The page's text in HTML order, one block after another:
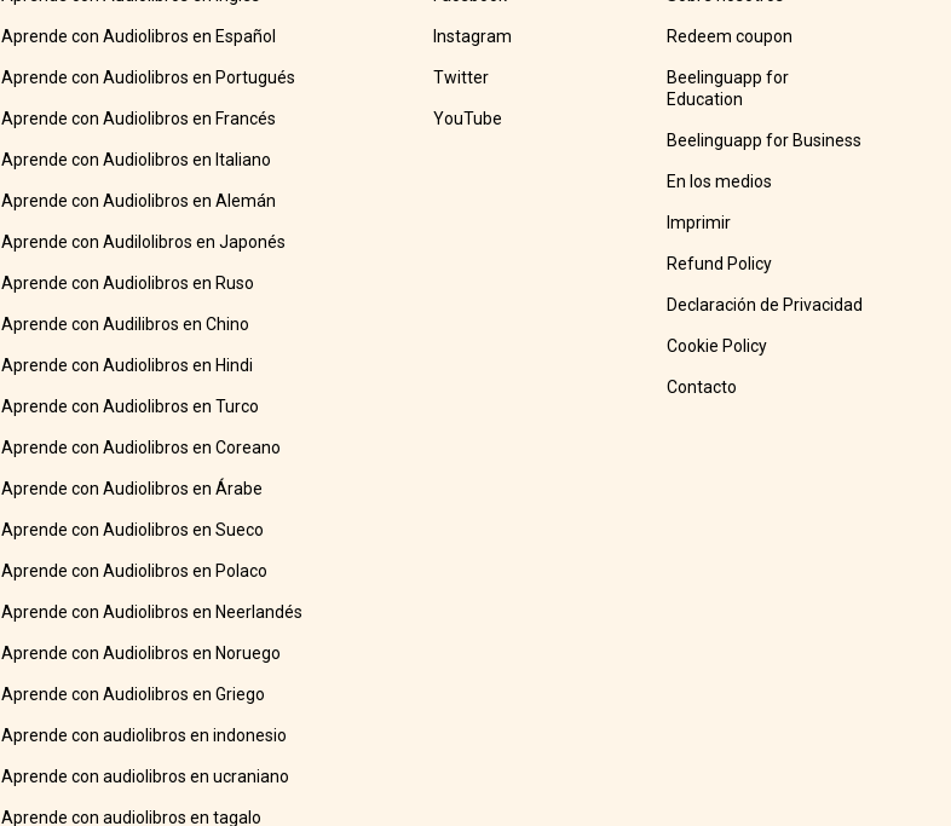
Aprende con Audiolibros en Español
Aprende con Audiolibros en Portugués
Aprende con Audiolibros en Francés
Aprende con Audiolibros en Italiano
Aprende con Audiolibros en Alemán
Aprende con Audilolibros en Japonés
Aprende con Audiolibros en Ruso
Aprende con Audilibros en Chino
Aprende con Audiolibros en Hindi
Aprende con Audiolibros en Turco
Aprende con Audiolibros en Coreano
Aprende con Audiolibros en Árabe
Aprende con Audiolibros en Sueco
Aprende con Audiolibros en Polaco
Aprende con Audiolibros en Neerlandés
Aprende con Audiolibros en Noruego
Aprende con Audiolibros en Griego
Aprende con audiolibros en indonesio
Aprende con audiolibros en ucraniano
Aprende con audiolibros en tagalo
Instagram
Twitter
YouTube
Redeem coupon
Beelinguapp for
Education
Beelinguapp for Business
En los medios
Imprimir
Refund Policy
Declaración de Privacidad
Cookie Policy
Contacto